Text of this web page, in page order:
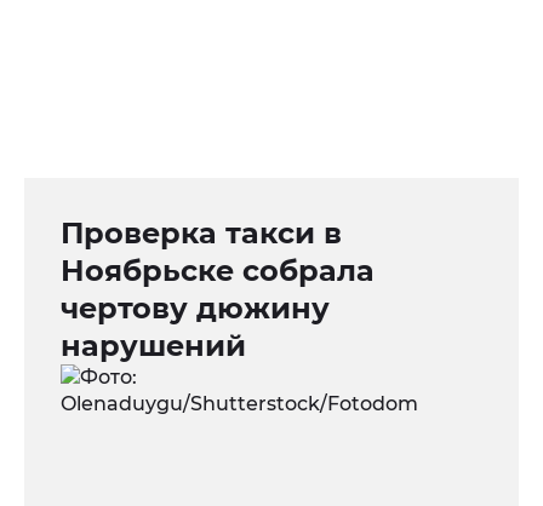
Проверка такси в
Ноябрьске собрала
чертову дюжину
нарушений